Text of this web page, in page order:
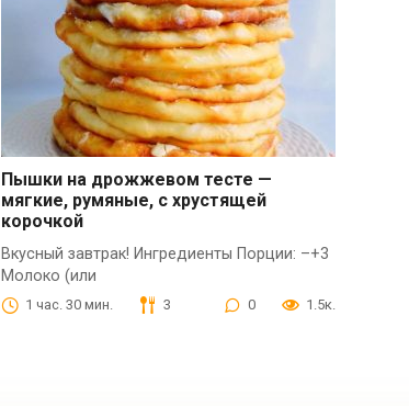
Пышки на дрожжевом тесте —
мягкие, румяные, с хрустящей
корочкой
Вкусный завтрак! Ингредиенты Порции: –+3
Молоко (или
1 час. 30 мин. 3 0 1.5к.